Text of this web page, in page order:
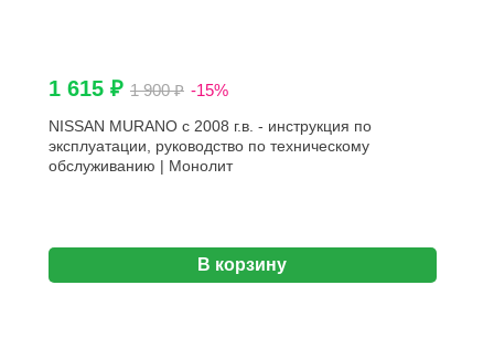
1 615 ₽ 1 900 ₽ -15%
NISSAN MURANO с 2008 г.в. - инструкция по
эксплуатации, руководство по техническому
обслуживанию | Монолит
В корзину